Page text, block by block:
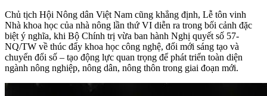
Chủ tịch Hội Nông dân Việt Nam cũng khẳng định, Lễ tôn vinh
Nhà khoa học của nhà nông lần thứ VI diễn ra trong bối cảnh đặc
biệt ý nghĩa, khi Bộ Chính trị vừa ban hành Nghị quyết số 57-
NQ/TW về thúc đẩy khoa học công nghệ, đổi mới sáng tạo và
chuyển đổi số – tạo động lực quan trọng để phát triển toàn diện
ngành nông nghiệp, nông dân, nông thôn trong giai đoạn mới.